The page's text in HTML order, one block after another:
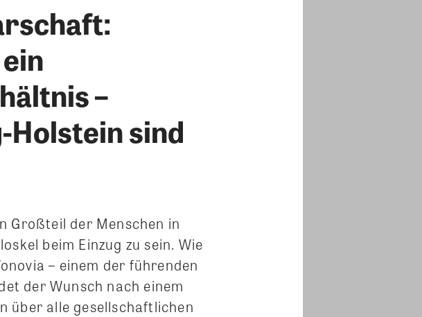
–
Holstein sind
Großteil der Menschen in
beim Einzug zu sein. Wie
– einem der führenden
der Wunsch nach einem
über alle gesellschaftlichen